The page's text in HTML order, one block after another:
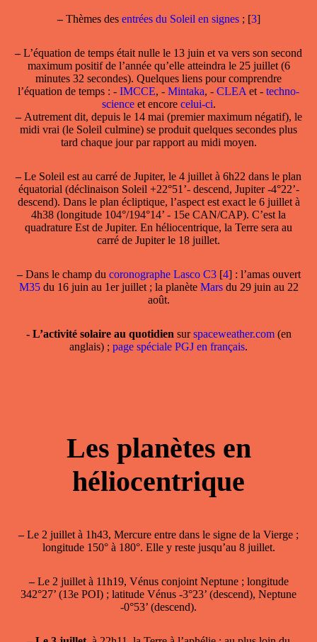
–Thèmes des entrées du Soleil en signes; [3]
– L’équation de temps était nulle le 13 juin et va vers son second
maximum positif de l’année qu’elle atteindra le 25 juillet (6
minutes 32 secondes). Quelques liens pour comprendre
l’équation de temps : - IMCCE, - Mintaka, - CLEA et - techno-
scienceet encore celui-ci.
–Autrement dit, depuis le 14 mai (premier maximum négatif), le
midi vrai (le Soleil culmine) se produit quelques secondes plus
tard chaque jour par rapport au midi moyen.
–Le Soleil est au carré de Jupiter, le 4 juillet à 6h22 dans le plan
équatorial (déclinaison Soleil +22°51’- descend, Jupiter -4°22’-
descend). Dans le plan écliptique, l’aspect est exact le 6 juilletà
4h38 (longitude 104°/194°14’ - 15e CAN/CAP). C’est la
quadrature Est de Jupiter. En héliocentrique, la Terre sera au
carré de Jupiter le 18 juillet.
– Dans le champdu coronographe Lasco C3[4]: l’amas ouvert
M35du 16 juin au 1er juillet ; la planète Marsdu 29 juin au 22
août.
- L’activité solaire au quotidien surspaceweather.com(en
anglais) ; page spéciale PGJ en français.
Les planètes en
héliocentrique
–Le 2 juillet à 1h43, Mercure entre dans le signe de la Vierge ;
longitude 150° à 180°. Elle y reste jusqu’au 8 juillet.
–Le 2 juillet à 11h19, Vénus conjoint Neptune ; longitude
342°27’ (13e POI) ; latitude Vénus -3°23’ (descend), Neptune
-0°53’ (descend).